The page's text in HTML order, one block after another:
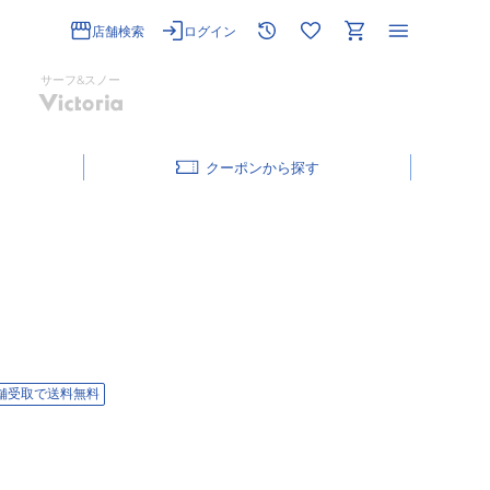
店舗検索 ログイン
サーフ&スノー
クーポン
受取で送料無料